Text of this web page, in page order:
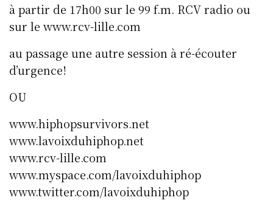
à partir de 17h00 sur le 99 f.m. RCV radio ou
sur le www.rcv-lille.com
au passage une autre session à ré-écouter
d’urgence!
OU
www.hiphopsurvivors.net
www.lavoixduhiphop.net
www.rcv-lille.com
www.myspace.com/lavoixduhiphop
www.twitter.com/lavoixduhiphop